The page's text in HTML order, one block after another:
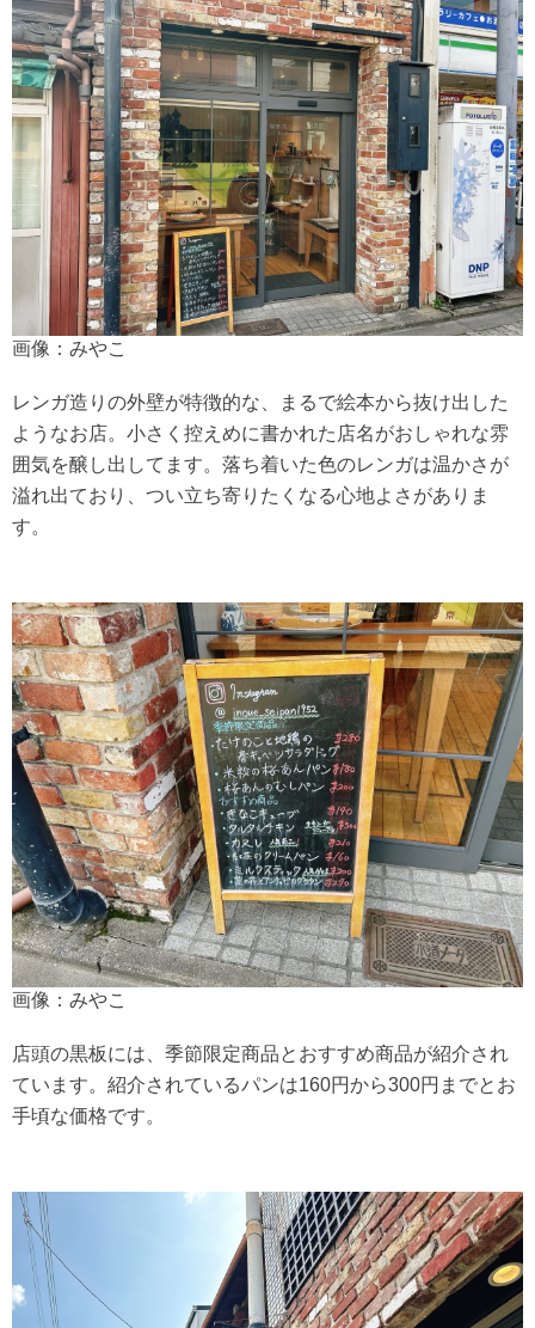
画像：みやこ
レンガ造りの外壁が特徴的な、まるで絵本から抜け出した
ようなお店。小さく控えめに書かれた店名がおしゃれな雰
囲気を醸し出してます。落ち着いた色のレンガは温かさが
溢れ出ており、つい立ち寄りたくなる心地よさがありま
す。
画像：みやこ
店頭の黒板には、季節限定商品とおすすめ商品が紹介され
ています。紹介されているパンは160円から300円までとお
手頃な価格です。